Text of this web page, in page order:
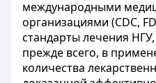
международными
организациями (CDC,
стандарты лечения
прежде всего, в
количества